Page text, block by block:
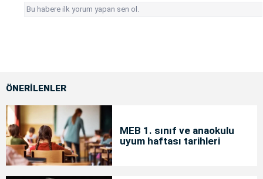
Bu habere ilk yorum yapan sen ol.
ÖNERİLENLER
MEB 1. sınıf ve anaokulu
uyum haftası tarihleri